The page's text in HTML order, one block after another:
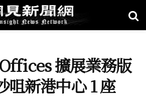
擴展業務版
咀新港中心 1 座